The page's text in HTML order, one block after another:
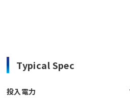
Typical Spec
投入電力